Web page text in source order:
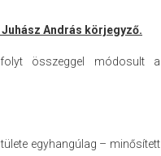
András körjegyző.
összeggel módosult a
egyhangúlag – minősített